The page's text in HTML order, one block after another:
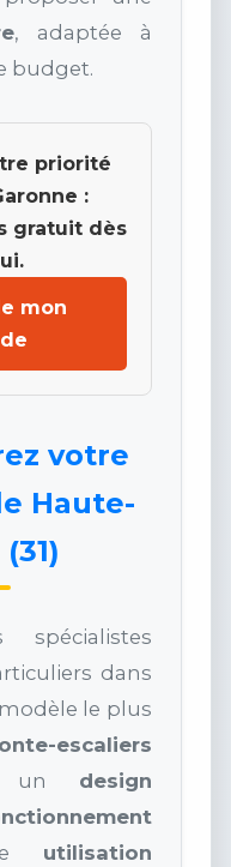
, adaptée à
budget.
priorité
:
gratuit dès
mon
votre
Haute-
dans
le plus
escaliers
un design
utilisation